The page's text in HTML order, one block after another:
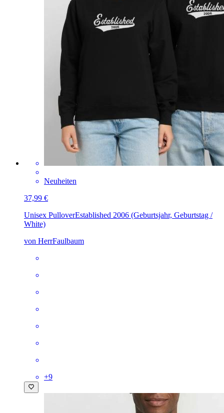
Neuheiten
37,99 €
Unisex PulloverEstablished 2006 (Geburtsjahr, Geburtstag /
White)
von HerrFaulbaum
+9